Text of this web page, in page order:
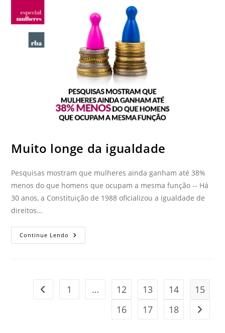
Muito longe da igualdade
Pesquisas mostram que mulheres ainda ganham até 38%
menos do que homens que ocupam a mesma função -- Há
30 anos, a Constituição de 1988 oficializou a igualdade de
direitos…
Continue Lendo
1 … 12 13 14
15
16
17 18